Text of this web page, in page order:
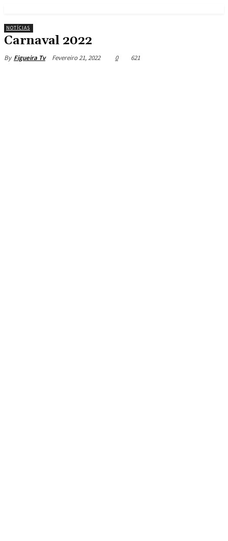
NOTÍCIAS
Carnaval 2022
By Figueira Tv Fevereiro 21, 2022 0 621